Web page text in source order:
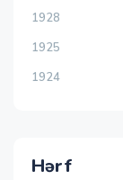
1928
1925
1924
Hərf